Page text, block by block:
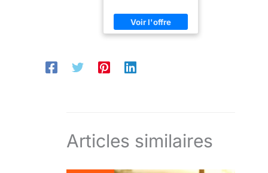
occasions
Articles similaires